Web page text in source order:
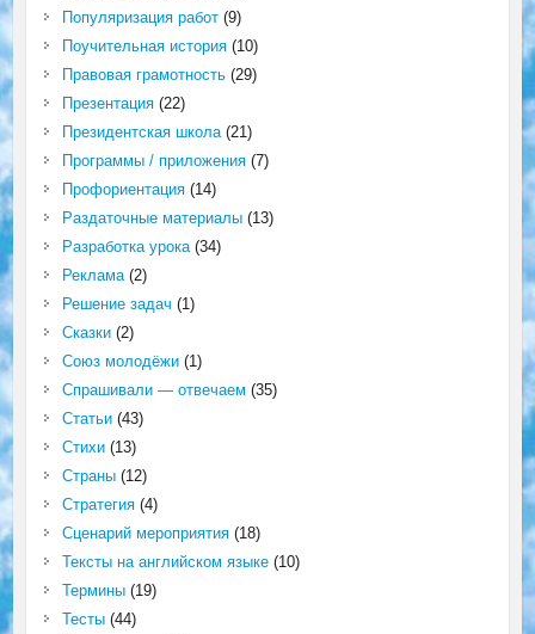
Популяризация работ(9)
Поучительная история(10)
Правовая грамотность(29)
Презентация(22)
Президентская школа(21)
Программы / приложения(7)
Профориентация(14)
Раздаточные материалы(13)
Разработка урока(34)
Реклама(2)
Решение задач (1)
Сказки(2)
Союз молодёжи(1)
Спрашивали — отвечаем (35)
Статьи(43)
Стихи(13)
Страны(12)
Стратегия(4)
Сценарий мероприятия(18)
Тексты на английском языке(10)
Термины(19)
Тесты(44)